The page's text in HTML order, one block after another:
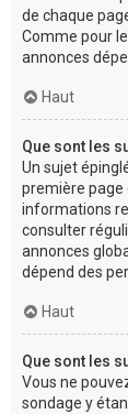
de chaque
Comme pour
annonces
Haut
Que sont les
Un sujet
première page
informations
consulter
annonces
dépend des
Haut
Que sont les
Vous ne
sondage y